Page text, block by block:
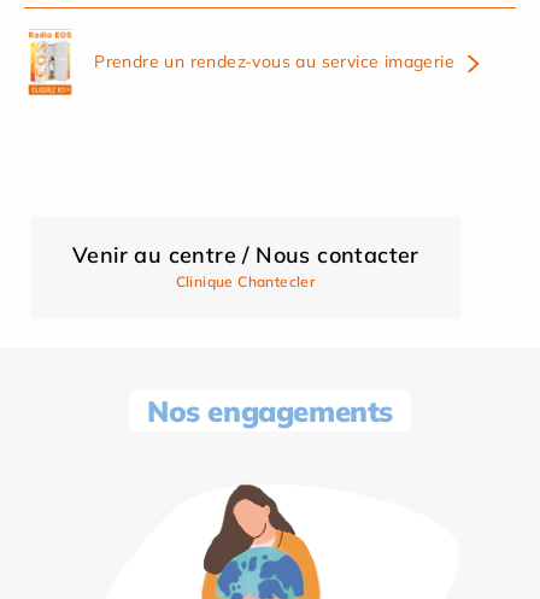
Prendre un rendez-vous au service imagerie
Venir au centre / Nous contacter
Clinique Chantecler
Nos engagements